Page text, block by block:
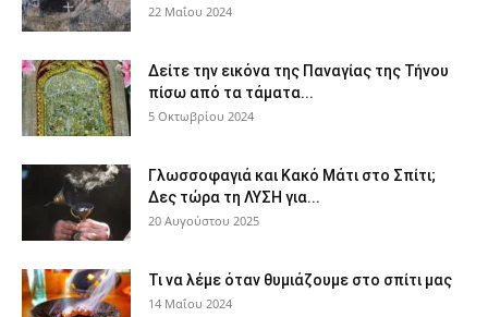
22 Μαΐου 2024
Δείτε την εικόνα της Παναγίας της Τήνου
πίσω από τα τάματα...
5 Οκτωβρίου 2024
Γλωσσοφαγιά και Κακό Μάτι στο Σπίτι;
Δες τώρα τη ΛΥΣΗ για...
20 Αυγούστου 2025
Τι να λέμε όταν θυμιάζουμε στο σπίτι μας
14 Μαΐου 2024